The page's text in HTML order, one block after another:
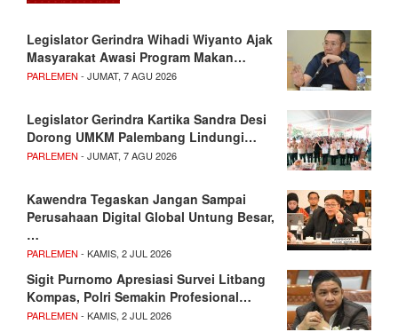
Legislator Gerindra Wihadi Wiyanto Ajak
Masyarakat Awasi Program Makan…
PARLEMEN - JUMAT, 7 AGU 2026
Legislator Gerindra Kartika Sandra Desi
Dorong UMKM Palembang Lindungi…
PARLEMEN - JUMAT, 7 AGU 2026
Kawendra Tegaskan Jangan Sampai
Perusahaan Digital Global Untung Besar,
…
PARLEMEN - KAMIS, 2 JUL 2026
Sigit Purnomo Apresiasi Survei Litbang
Kompas, Polri Semakin Profesional…
PARLEMEN - KAMIS, 2 JUL 2026